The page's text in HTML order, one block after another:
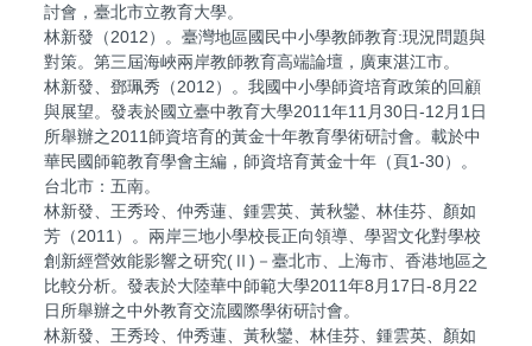
討會，臺北市立教育大學。
林新發（2012）。臺灣地區國民中小學教師教育:現況問題與
對策。第三屆海峽兩岸教師教育高端論壇，廣東湛江市。
林新發、鄧珮秀（2012）。我國中小學師資培育政策的回顧
與展望。發表於國立臺中教育大學2011年11月30日-12月1日
所舉辦之2011師資培育的黃金十年教育學術研討會。載於中
華民國師範教育學會主編，師資培育黃金十年（頁1-30）。
台北市：五南。
林新發、王秀玲、仲秀蓮、鍾雲英、黃秋鑾、林佳芬、顏如
芳（2011）。兩岸三地小學校長正向領導、學習文化對學校
創新經營效能影響之研究(Ⅱ)－臺北市、上海市、香港地區之
比較分析。發表於大陸華中師範大學2011年8月17日-8月22
日所舉辦之中外教育交流國際學術研討會。
林新發、王秀玲、仲秀蓮、黃秋鑾、林佳芬、鍾雲英、顏如